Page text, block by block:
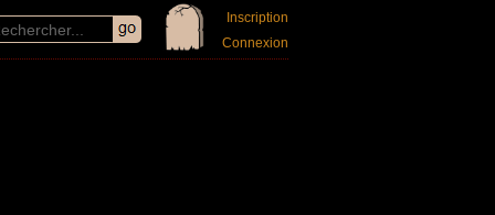
Inscription
Connexion